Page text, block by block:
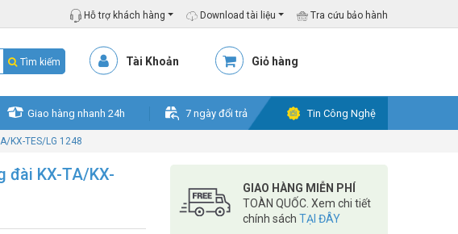
Hỗ trợ khách hàng Download tài liệu Tra cứu bảo hành
Tìm kiếm Tài Khoản Giỏ hàng
Giao hàng nhanh 24h 7 ngày đổi trả Tin Công Nghệ
KX-TES/LG 1248
đài KX-TA/KX-
GIAO HÀNG MIỄN PHÍ
TOÀN QUỐC. Xem chi tiết
chính sách TẠI ĐÂY